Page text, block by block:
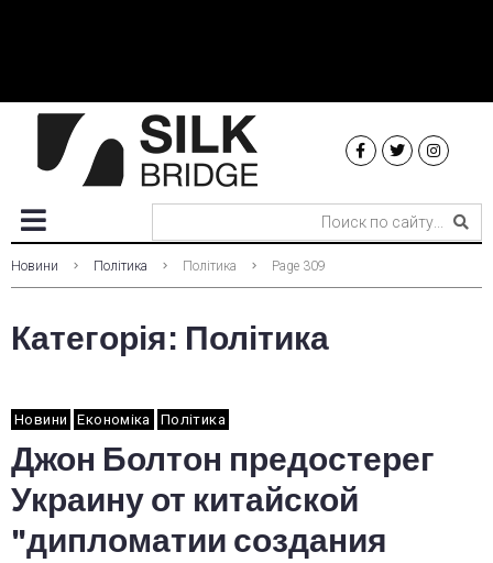
Новини Політика Політика Page 309
Категорія: Політика
Новини Економіка Політика
Джон Болтон предостерег
Украину от китайской
"дипломатии создания